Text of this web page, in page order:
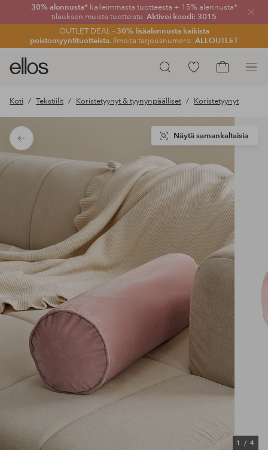
30% alennusta*kalleimmasta tuotteesta + 15% alennusta*
tilauksen muista tuotteista. Aktivoi koodi: 3015
OUTLET DEAL -30% lisäalennusta kaikista
poistomyyntituotteista. Ilmoita tarjousnumero: ALLOUTLET
Sulje
Hae
Ellos-
logo
siirry
aloitussivulle
Siirry
Koti Tekstiilit Koristetyynyt & tyynynpäälliset Koristetyynyt
Takaisin
1 / 4
Näytä samankaltaisia